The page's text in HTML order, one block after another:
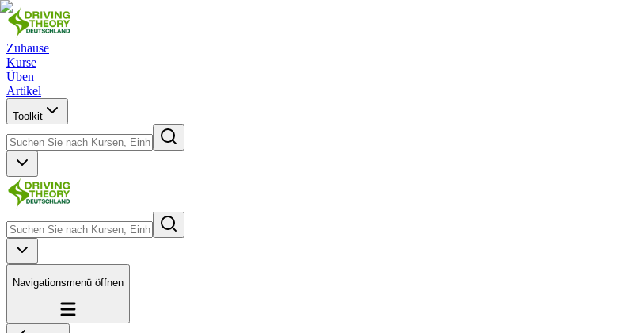
Zuhause
Kurse
Üben
Artikel
Toolkit
Navigationsmenü öffnen